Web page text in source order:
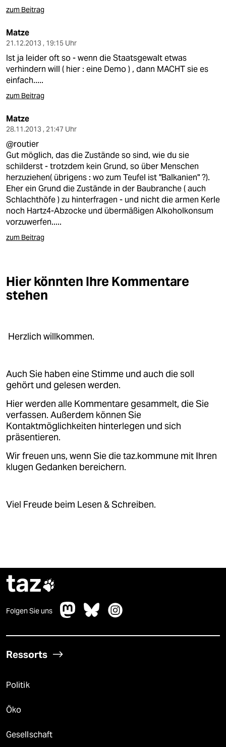
zum Beitrag
Matze
21.12.2013 , 19:15 Uhr
Ist ja leider oft so - wenn die Staatsgewalt etwas
verhindern will ( hier : eine Demo ) , dann MACHT sie es
einfach.....
zum Beitrag
Matze
28.11.2013 , 21:47 Uhr
@routier
Gut möglich, das die Zustände so sind, wie du sie
schilderst - trotzdem kein Grund, so über Menschen
herzuziehen( übrigens : wo zum Teufel ist "Balkanien" ?).
Eher ein Grund die Zustände in der Baubranche ( auch
Schlachthöfe ) zu hinterfragen - und nicht die armen Kerle
noch Hartz4-Abzocke und übermäßigen Alkoholkonsum
vorzuwerfen.....
zum Beitrag
Hier könnten Ihre Kommentare
stehen
Herzlich willkommen.
Auch Sie haben eine Stimme und auch die soll
gehört und gelesen werden.
Hier werden alle Kommentare gesammelt, die Sie
verfassen. Außerdem können Sie
Kontaktmöglichkeiten hinterlegen und sich
präsentieren.
Wir freuen uns, wenn Sie die taz.kommune mit Ihren
klugen Gedanken bereichern.
Viel Freude beim Lesen & Schreiben.
taz
Folgen Sie uns
Ressorts
Politik
Öko
Gesellschaft